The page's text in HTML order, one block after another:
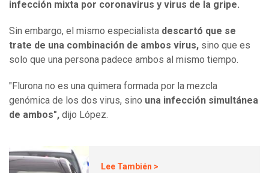
infección mixta por coronavirus y virus de la gripe.
Sin embargo, el mismo especialista descartó que se
trate de una combinación de ambos virus, sino que es
solo que una persona padece ambos al mismo tiempo.
"Flurona no es una quimera formada por la mezcla
genómica de los dos virus, sino una infección simultánea
de ambos", dijo López.
Lee También >